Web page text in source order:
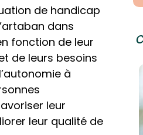
de handicap
dans
fonction de leur
de leurs besoins
à
leur
leur qualité de